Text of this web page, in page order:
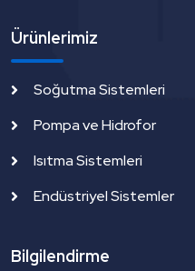
Ürünlerimiz
Soğutma Sistemleri
Pompa ve Hidrofor
Isıtma Sistemleri
Endüstriyel Sistemler
Bilgilendirme